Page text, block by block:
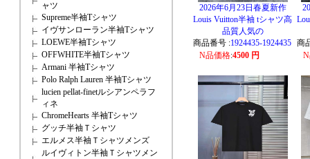
ャツ
Supreme半袖Tシャツ
イヴサンローラン半袖Tシャツ
LOEWE半袖Tシャツ
OFFWHITE半袖Tシャツ
Armani 半袖Tシャツ
Polo Ralph Lauren 半袖Tシャツ
lucien pellat-finetルシアンペラフ
ィネ
ChromeHearts 半袖Tシャツ
グッチ半袖Ｔシャツ
エルメス半袖Ｔシャツメンズ
ルイヴィトン半袖Ｔシャツメン
2026年6月23日春夏新作
Louis Vuitton半袖 tシャツ高
品質人気の
商品番号 :1924435-1924435
N品価格:4500 円
商